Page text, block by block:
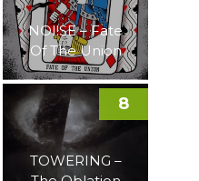
NOI!SE – Fate
Of The Union
TOWERING –
8